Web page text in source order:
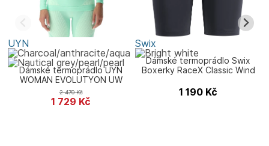
UYN
Dámské termoprádlo UYN
WOMAN EVOLUTYON UW
SHIRT LG_SL TURTLE NECK
1 729 Kč
2 470Kč
Swix
Dámské termoprádlo Swix
Boxerky RaceX Classic Wind
1 190 Kč